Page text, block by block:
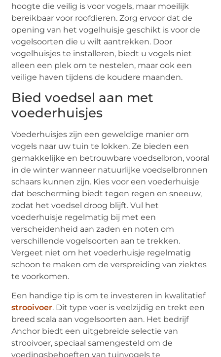
hoogte die veilig is voor vogels, maar moeilijk
bereikbaar voor roofdieren. Zorg ervoor dat de
opening van het vogelhuisje geschikt is voor de
vogelsoorten die u wilt aantrekken. Door
vogelhuisjes te installeren, biedt u vogels niet
alleen een plek om te nestelen, maar ook een
veilige haven tijdens de koudere maanden.
Bied voedsel aan met
voederhuisjes
Voederhuisjes zijn een geweldige manier om
vogels naar uw tuin te lokken. Ze bieden een
gemakkelijke en betrouwbare voedselbron, vooral
in de winter wanneer natuurlijke voedselbronnen
schaars kunnen zijn. Kies voor een voederhuisje
dat bescherming biedt tegen regen en sneeuw,
zodat het voedsel droog blijft. Vul het
voederhuisje regelmatig bij met een
verscheidenheid aan zaden en noten om
verschillende vogelsoorten aan te trekken.
Vergeet niet om het voederhuisje regelmatig
schoon te maken om de verspreiding van ziektes
te voorkomen.
Een handige tip is om te investeren in kwalitatief
strooivoer. Dit type voer is veelzijdig en trekt een
breed scala aan vogelsoorten aan. Het bedrijf
Anchor biedt een uitgebreide selectie van
strooivoer, speciaal samengesteld om de
voedingsbehoeften van tuinvogels te